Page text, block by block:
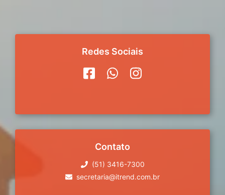
Redes Sociais
Contato
(51) 3416-7300
secretaria@itrend.com.br